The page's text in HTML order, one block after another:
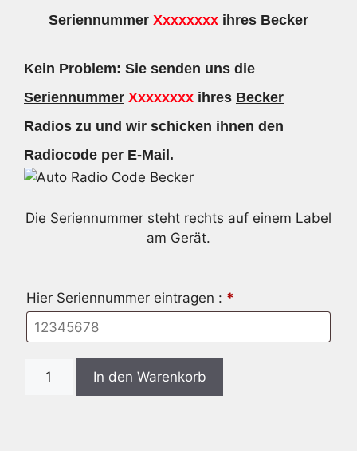
Seriennummer Xxxxxxxx ihres Becker
Kein Problem: Sie senden uns die
Seriennummer Xxxxxxxx ihres Becker
Radios zu und wir schicken ihnen den
Radiocode per E-Mail.
Die Seriennummer steht rechts auf einem Label
am Gerät.
Hier Seriennummer eintragen : *
Radio
In den Warenkorb